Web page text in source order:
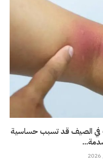
في الصيف قد تسبب حساسية